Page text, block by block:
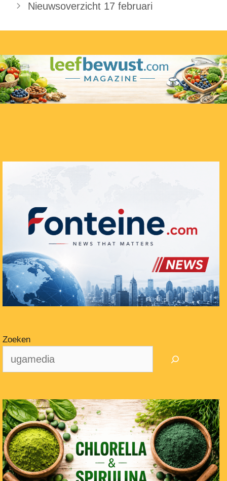
Nieuwsoverzicht 17 februari
Zoeken